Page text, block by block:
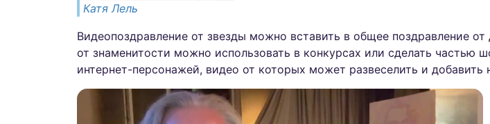
Катя Лель
Видеопоздравление от звезды можно вставить в общее поздравление
от знаменитости можно использовать в конкурсах или сделать частью
интернет-персонажей, видео от которых может развеселить и